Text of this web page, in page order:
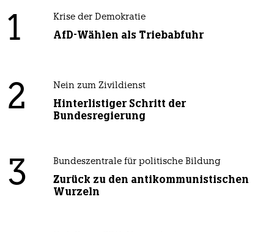
1 Krise der Demokratie
AfD-Wählen als Triebabfuhr
2 Nein zum Zivildienst
Hinterlistiger Schritt der
Bundesregierung
3 Bundeszentrale für politische Bildung
Zurück zu den antikommunistischen
Wurzeln